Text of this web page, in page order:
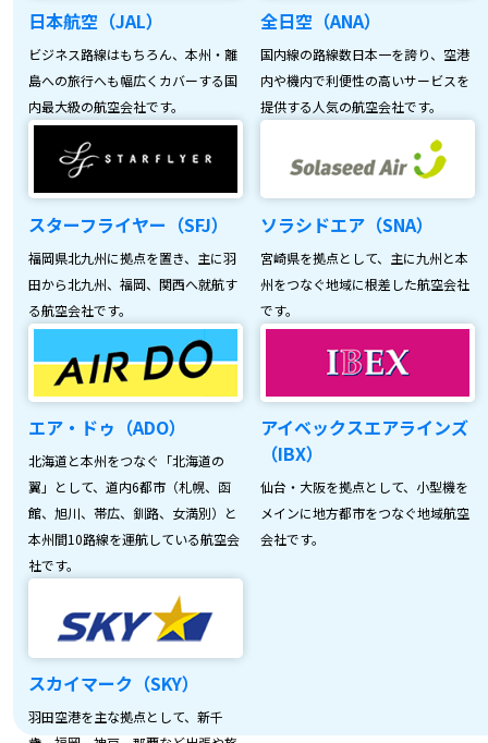
日本航空（JAL）
ビジネス路線はもちろん、本州・離
島への旅行へも幅広くカバーする国
内最大級の航空会社です。
全日空（ANA）
国内線の路線数日本一を誇り、空港
内や機内で利便性の高いサービスを
提供する人気の航空会社です。
スターフライヤー（SFJ）
福岡県北九州に拠点を置き、主に羽
田から北九州、福岡、関西へ就航す
る航空会社です。
ソラシドエア（SNA）
宮崎県を拠点として、主に九州と本
州をつなぐ地域に根差した航空会社
です。
エア・ドゥ（ADO）
北海道と本州をつなぐ「北海道の
翼」として、道内6都市（札幌、函
館、旭川、帯広、釧路、女満別）と
本州間10路線を運航している航空会
社です。
アイベックスエアラインズ
（IBX）
仙台・大阪を拠点として、小型機を
メインに地方都市をつなぐ地域航空
会社です。
スカイマーク（SKY）
羽田空港を主な拠点として、新千